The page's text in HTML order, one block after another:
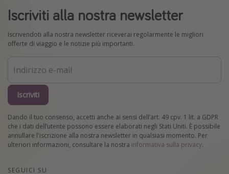
Iscriviti alla nostra newsletter
Iscrivendoti alla nostra newsletter riceverai regolarmente le migliori
offerte di viaggio e le notizie più importanti.
Iscriviti
Dando il tuo consenso, accetti anche ai sensi dell’art. 49 cpv. 1 lit. a GDPR
che i dati dell’utente possono essere elaborati negli Stati Uniti. È possibile
annullare l'iscrizione alla nostra newsletter in qualsiasi momento. Per
ulteriori informazioni, consultare la nostra informativa sulla privacy.
SEGUICI SU